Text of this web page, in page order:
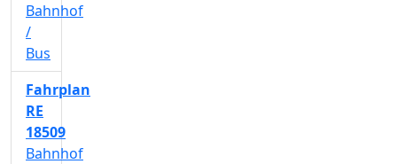
Bahnhof
/
Bus
Fahrplan
RE
18509
Bahnhof